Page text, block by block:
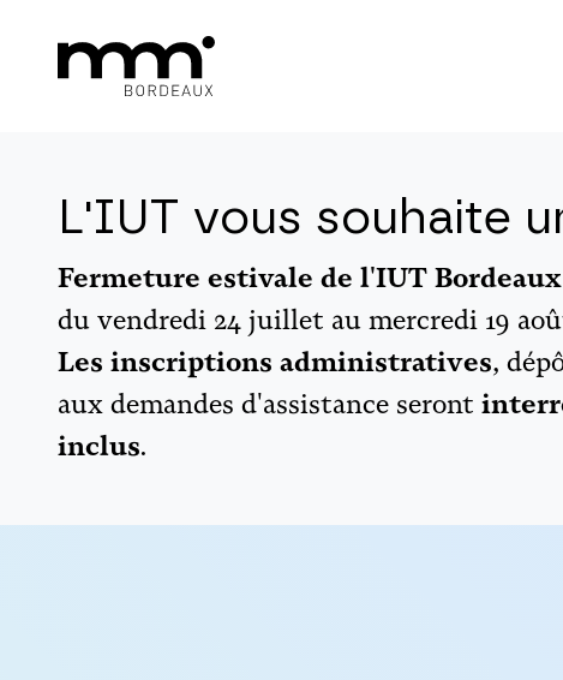
L'IUT vous souhaite
Fermeture estivale de l'IUT
du vendredi 24 juillet au mercredi 19
Les inscriptions administratives,
aux demandes d'assistance seront
inclus.